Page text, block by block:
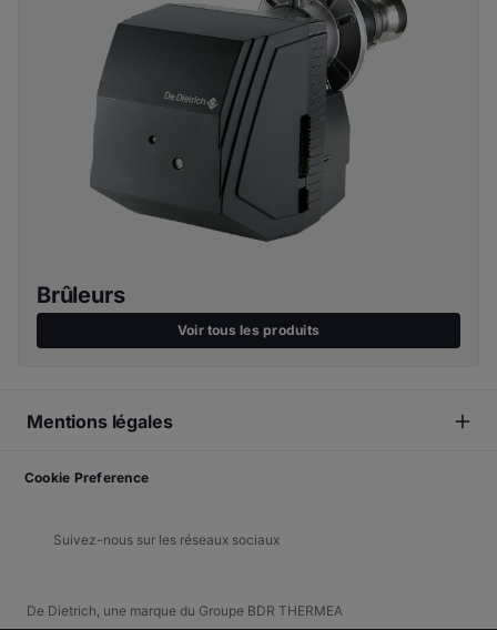
Brûleurs
Voir tous les produits
Mentions légales
Cookie Preference
Suivez-nous sur les réseaux sociaux
De Dietrich, une marque du Groupe BDR THERMEA